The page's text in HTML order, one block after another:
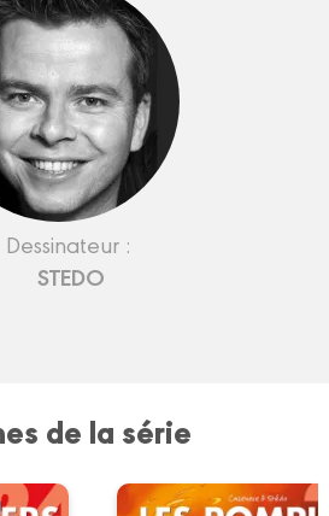
Dessinateur :
STEDO
de la série